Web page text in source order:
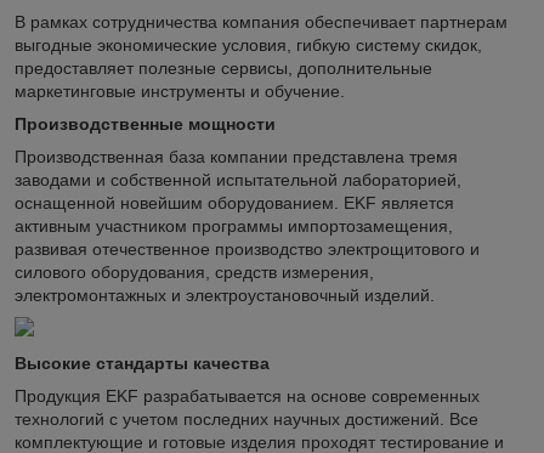
В рамках сотрудничества компания обеспечивает партнерам
выгодные экономические условия, гибкую систему скидок,
предоставляет полезные сервисы, дополнительные
маркетинговые инструменты и обучение.
Производственные мощности
Производственная база компании представлена тремя
заводами и собственной испытательной лабораторией,
оснащенной новейшим оборудованием. EKF является
активным участником программы импортозамещения,
развивая отечественное производство электрощитового и
силового оборудования, средств измерения,
электромонтажных и электроустановочный изделий.
Высокие стандарты качества
Продукция EKF разрабатывается на основе современных
технологий с учетом последних научных достижений. Все
комплектующие и готовые изделия проходят тестирование и